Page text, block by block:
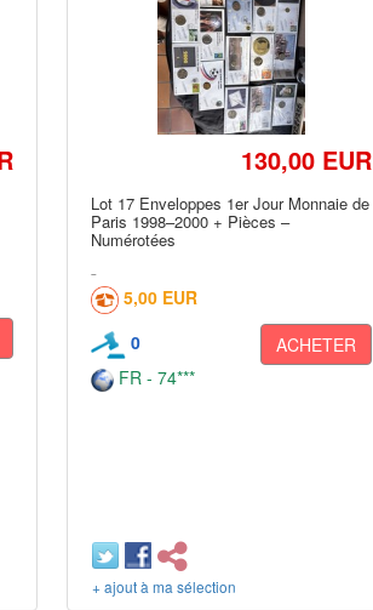
130,00 EUR
Lot 17 Enveloppes 1er Jour Monnaie de
Paris 1998–2000 + Pièces –
Numérotées
5,00 EUR
0
ACHETER
FR - 74***
+ ajout à ma sélection